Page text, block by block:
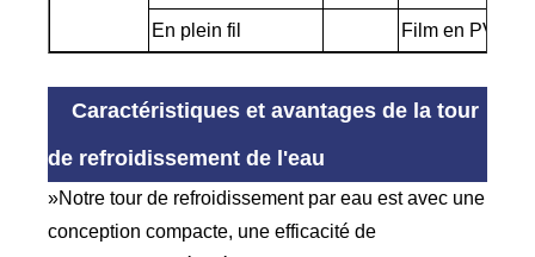
En plein fil Film en PVC
Caractéristiques et avantages de la tour
de refroidissement de l'eau
»Notre tour de refroidissement par eau est avec une
conception compacte, une efficacité de